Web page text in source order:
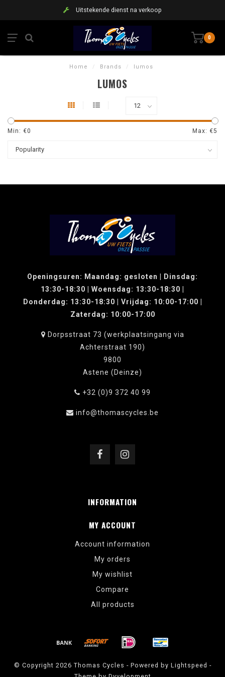
Uitstekende dienst na verkoop
0
Home / Brands / lumos
LUMOS
Min: €0 Max: €5
Openingsuren: Maandag: gesloten | Dinsdag:
13:30-18:30 | Woensdag: 13:30-18:30 |
Donderdag: 13:30-18:30 | Vrijdag: 10:00-17:00 |
Zaterdag: 10:00-17:00
Dorpsstraat 73 (werkplaatsingang via
Achterstraat 190)
9800
Astene (Deinze)
+32 (0)9 372 40 99
info@thomascycles.be
INFORMATION
MY ACCOUNT
Account information
My orders
My wishlist
Compare
All products
© Copyright 2026 Thomas Cycles - Powered by Lightspeed -